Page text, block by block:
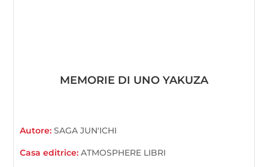
MEMORIE DI UNO YAKUZA
Autore:SAGA JUN'ICHI
Casa editrice:ATMOSPHERE LIBRI